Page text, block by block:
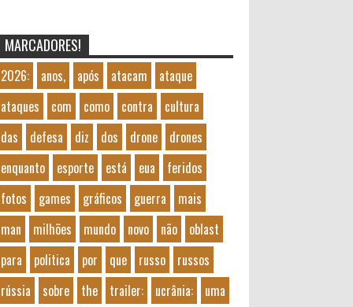
MARCADORES!
2026: anos, após atacam
ataque
ataques
com como contra
cultura
das
defesa diz dos drone
drones
enquanto
esporte está eua
feridos
fotos
games gráficos guerra
mais
man
milhões mundo novo não
oblast
para
politica por que russo
russos
rússia
sobre the trailer: ucrânia:
uma